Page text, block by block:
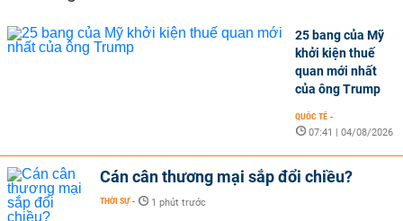
25 bang của Mỹ
khởi kiện thuế
quan mới nhất
của ông Trump
QUỐC TẾ -
07:41 | 04/08/2026
Cán cân thương mại sắp đổi chiều?
THỜI SỰ - 1 phút trước